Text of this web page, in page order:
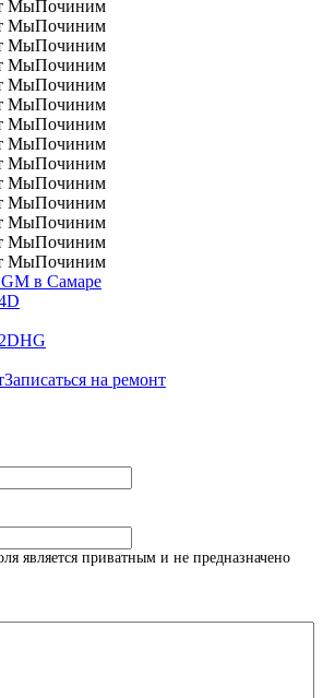
в Самаре
Записаться на ремонт
является приватным и не предназначено